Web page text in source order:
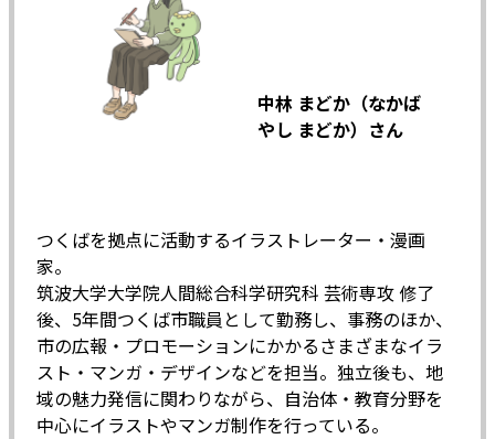
中林 まどか（なかば
やし まどか）さん
つくばを拠点に活動するイラストレーター・漫画
家。
筑波大学大学院人間総合科学研究科 芸術専攻 修了
後、5年間つくば市職員として勤務し、事務のほか、
市の広報・プロモーションにかかるさまざまなイラ
スト・マンガ・デザインなどを担当。独立後も、地
域の魅力発信に関わりながら、自治体・教育分野を
中心にイラストやマンガ制作を行っている。